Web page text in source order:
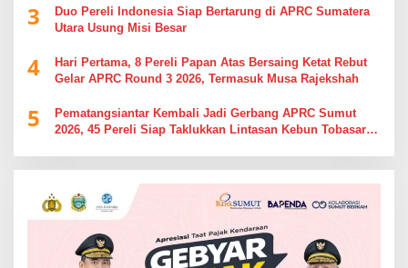
3
Duo Pereli Indonesia Siap Bertarung di APRC Sumatera
Utara Usung Misi Besar
4
Hari Pertama, 8 Pereli Papan Atas Bersaing Ketat Rebut
Gelar APRC Round 3 2026, Termasuk Musa Rajekshah
5
Pematangsiantar Kembali Jadi Gerbang APRC Sumut
2026, 45 Pereli Siap Taklukkan Lintasan Kebun Tobasari